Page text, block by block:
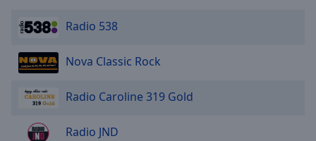
Radio 538
Nova Classic Rock
Radio Caroline 319 Gold
Radio JND